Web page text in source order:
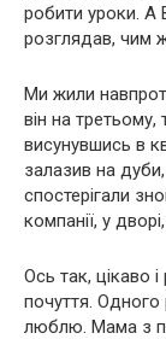
робити уроки. А
розглядав, чим
Ми жили
він на
висунувшись в
залазив на дуби,
спостерігали
компанії, у
Ось так, цікаво
почуття. Одного
люблю. Мама з